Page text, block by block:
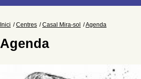
Inici Centres Casal Mira-sol Agenda
Agenda